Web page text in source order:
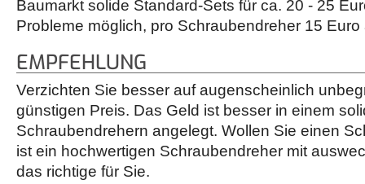
Baumarkt solide Standard-Sets für ca. 20 - 25
Probleme möglich, pro Schraubendreher 15
EMPFEHLUNG
Verzichten Sie besser auf augenscheinlich
günstigen Preis. Das Geld ist besser in einem
Schraubendrehern angelegt. Wollen Sie einen
ist ein hochwertigen Schraubendreher mit
das richtige für Sie.